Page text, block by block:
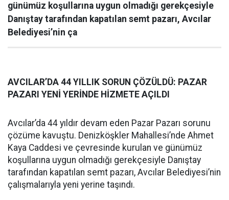
günümüz koşullarına uygun olmadığı gerekçesiyle
Danıştay tarafından kapatılan semt pazarı, Avcılar
Belediyesi’nin ça
AVCILAR’DA 44 YILLIK SORUN ÇÖZÜLDÜ: PAZAR
PAZARI YENİ YERİNDE HİZMETE AÇILDI
Avcılar’da 44 yıldır devam eden Pazar Pazarı sorunu
çözüme kavuştu. Denizköşkler Mahallesi’nde Ahmet
Kaya Caddesi ve çevresinde kurulan ve günümüz
koşullarına uygun olmadığı gerekçesiyle Danıştay
tarafından kapatılan semt pazarı, Avcılar Belediyesi’nin
çalışmalarıyla yeni yerine taşındı.